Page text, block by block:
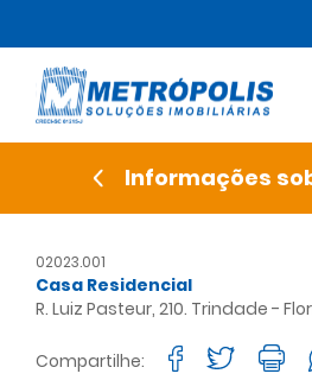
Informações
02023.001
Casa Residencial
R. Luiz Pasteur, 210. Trindade -
Compartilhe: